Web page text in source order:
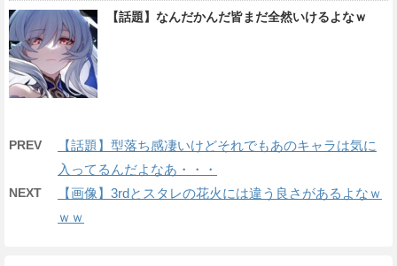
【話題】なんだかんだ皆まだ全然いけるよなｗ
PREV
【話題】型落ち感凄いけどそれでもあのキャラは気に
入ってるんだよなあ・・・
NEXT
【画像】3rdとスタレの花火には違う良さがあるよなｗ
ｗｗ